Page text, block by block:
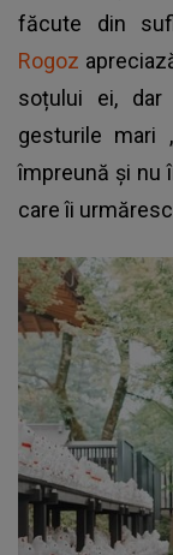
făcute din
Rogoz
soțului ei,
gesturile mari
împreună și nu
care îi